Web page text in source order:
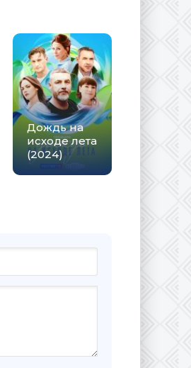
Дождь на
исходе лета
(2024)